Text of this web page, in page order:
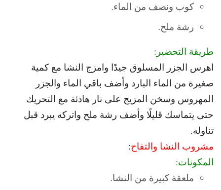
كوب ونصف من الماء.
رشة ملح.
طريقة التحضير:
اهرس الجزر المسلوق جيدًا وامزج النشا مع كمية
صغيرة من الماء البارد وأضف باقي الماء والجزر
المهروس وسخن المزيج على نار هادئة مع التحريك
حتى يتماسك قليلًا وأضف رشة ملح واتركه يبرد قبل
تناوله.
مشروب النشا والتفاح:
المكونات:
ملعقة كبيرة من النشا.